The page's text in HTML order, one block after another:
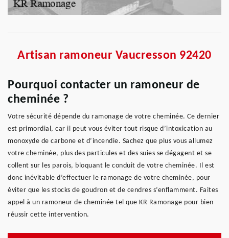
Artisan ramoneur Vaucresson 92420
Pourquoi contacter un ramoneur de
cheminée ?
Votre sécurité dépende du ramonage de votre cheminée. Ce dernier
est primordial, car il peut vous éviter tout risque d’intoxication au
monoxyde de carbone et d’incendie. Sachez que plus vous allumez
votre cheminée, plus des particules et des suies se dégagent et se
collent sur les parois, bloquant le conduit de votre cheminée. Il est
donc inévitable d’effectuer le ramonage de votre cheminée, pour
éviter que les stocks de goudron et de cendres s’enflamment. Faites
appel à un ramoneur de cheminée tel que KR Ramonage pour bien
réussir cette intervention.